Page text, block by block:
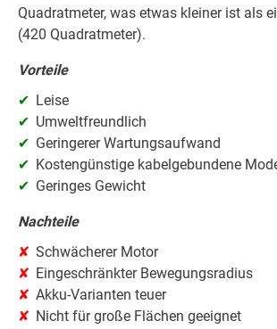
Quadratmeter, was etwas kleiner ist als
(420 Quadratmeter).
Vorteile
Leise
Umweltfreundlich
Geringerer Wartungsaufwand
Kostengünstige kabelgebundene
Geringes Gewicht
Nachteile
Schwächerer Motor
Eingeschränkter Bewegungsradius
Akku-Varianten teuer
Nicht für große Flächen geeignet